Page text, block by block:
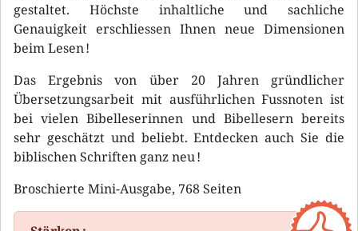
gestaltet. Höchste inhaltliche und sachliche
Genauigkeit erschliessen Ihnen neue Dimensionen
beim Lesen !
Das Ergebnis von über 20 Jahren gründlicher
Übersetzungsarbeit mit ausführlichen Fussnoten ist
bei vielen Bibelleserinnen und Bibellesern bereits
sehr geschätzt und beliebt. Entdecken auch Sie die
biblischen Schriften ganz neu !
Broschierte Mini-Ausgabe, 768 Seiten